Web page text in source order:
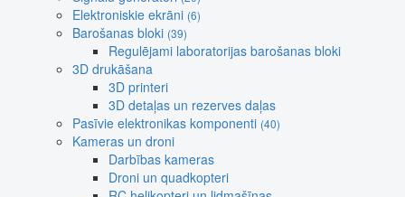
Elektroniskie ekrāni (6)
Barošanas bloki (39)
Regulējami laboratorijas barošanas bloki
3D drukāšana
3D printeri
3D detaļas un rezerves daļas
Pasīvie elektronikas komponenti (40)
Kameras un droni
Darbības kameras
Droni un quadkopteri